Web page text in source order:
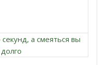
а смеяться вы